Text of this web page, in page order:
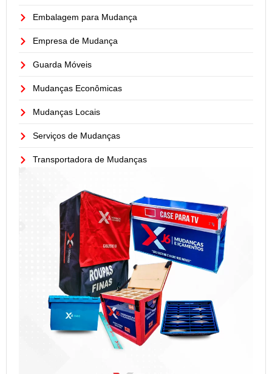
Embalagem para Mudança
Empresa de Mudança
Guarda Móveis
Mudanças Econômicas
Mudanças Locais
Serviços de Mudanças
Transportadora de Mudanças